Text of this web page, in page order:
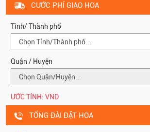
CƯỚC PHÍ GIAO HOA
Tỉnh/ Thành phố
Quận / Huyện
ƯỚC TÍNH: VND
TỔNG ĐÀI ĐẶT HOA